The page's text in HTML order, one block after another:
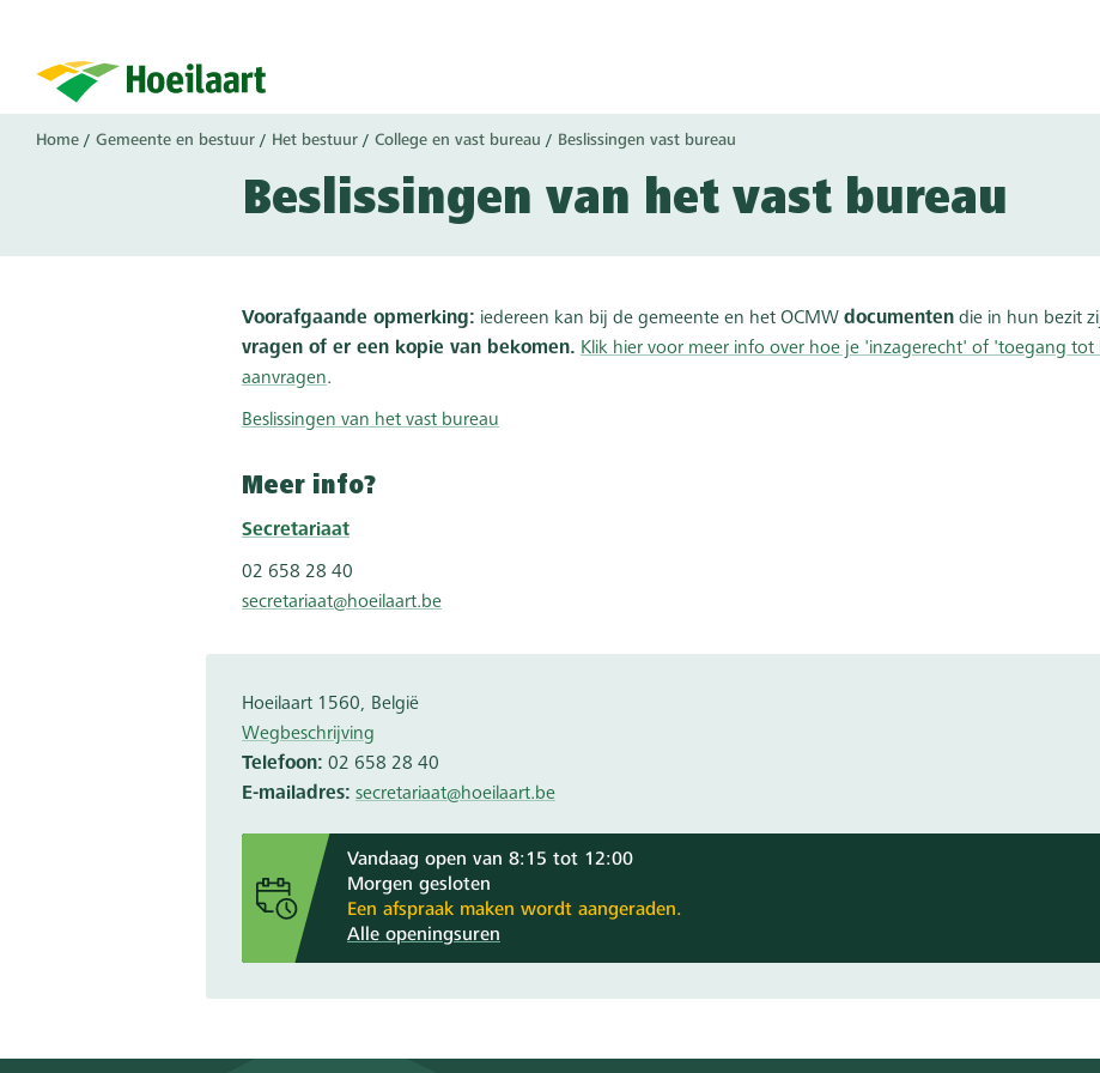
inhoud
Kruimelpad
Home Gemeente en bestuur Het bestuur College en vast bureau Beslissingen vast bureau
Beslissingen van het vast bureau
Voorafgaande opmerking: iedereen kan bij de gemeente en het OCMW documenten die in hun bezit
vragen of er een kopie van be komen. Klik hier voor meer info over hoe je 'inzagerecht' of 'toegang
aanvragen.
Beslissingen van het vast bureau
Meer info?
Secretariaat
02 658 28 40
secretariaat@hoeilaart.be
Hoeilaart 1560
België
Wegbeschrijving
Telefoon 02 658 28 40
E-mailadres secretariaat@hoeilaart.be
Vandaag open van 8:15 tot 12:00
Morgen gesloten
Een afspraak maken wordt aangeraden.
Alle openingsuren